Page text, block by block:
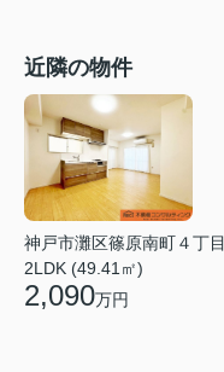
近隣の物件
神戸市灘区篠原南町４丁目
2LDK (49.41㎡)
2,090万円